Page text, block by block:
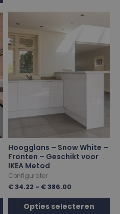
Hoogglans – Snow White –
Fronten – Geschikt voor
IKEA Metod
Configurator
€34.22 - €386.00
Opties selecteren